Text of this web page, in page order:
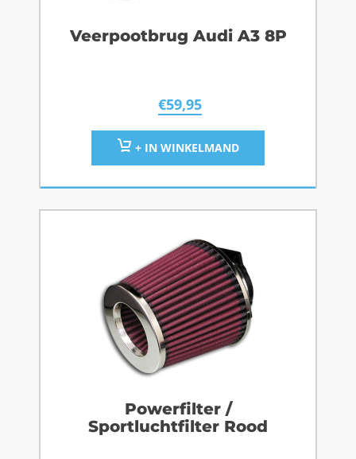
Veerpootbrug Audi A3 8P
€59,95
+ IN WINKELMAND
Powerfilter /
Sportluchtfilter Rood